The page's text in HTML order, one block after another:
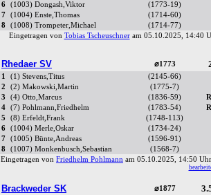
6
(1003) Dongash,Viktor (1773-19)
7
(1004) Enste,Thomas (1714-60)
8
(1008) Trompeter,Michael (1714-77)
Eingetragen von Tobias Tscheuschneram 05.10.2025, 14:40
Rhedaer SV ⌀1773
1 (1) Stevens,Titus (2145-66)
2
(2) Makowski,Martin (1775-7)
3
(4) Otto,Marcus (1836-59)
4
(7) Pohlmann,Friedhelm (1783-54)
5
(8) Erfeldt,Frank (1748-113)
6
(1004) Merle,Oskar (1734-24)
7
(1005) Bünte,Andreas (1596-91)
8
(1007) Monkenbusch,Sebastian (1568-7)
Eingetragen von Friedhelm Pohlmann am 05.10.2025, 14:50
Brackweder SK ⌀1877